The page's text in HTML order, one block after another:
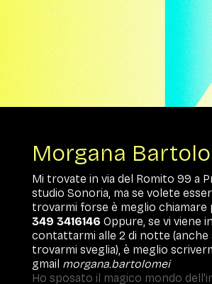
Morgana
Mi trovate in via del Romito 99 a
studio Sonoria, ma se volete
trovarmi forse è meglio chiamare
349 3416146 Oppure, se vi viene
contattarmi alle 2 di notte
trovarmi sveglia), è meglio
gmail morgana.bartolomei
Ho sposato il magico mondo